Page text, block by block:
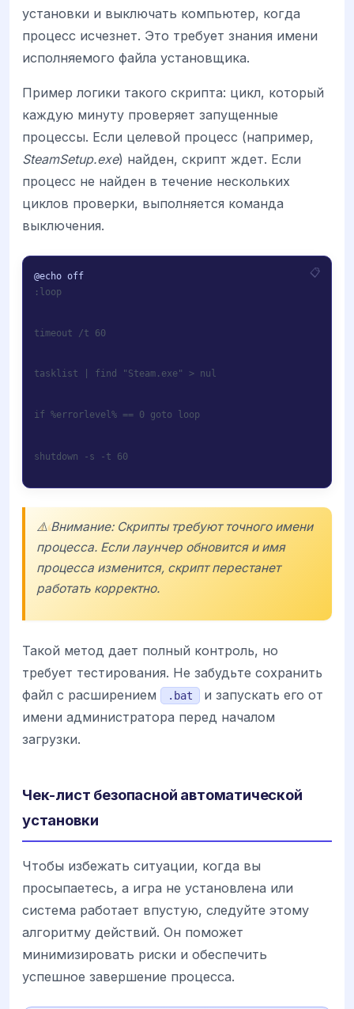
установки и выключать компьютер, когда
процесс исчезнет. Это требует знания имени
исполняемого файла установщика.
Пример логики такого скрипта: цикл, который
каждую минуту проверяет запущенные
процессы. Если целевой процесс (например,
SteamSetup.exe) найден, скрипт ждет. Если
процесс не найден в течение нескольких
циклов проверки, выполняется команда
выключения.
:loop
timeout /t 60
tasklist | find "Steam.exe" > nul
if %errorlevel% == 0 goto loop
shutdown -s -t 60
⚠️ Внимание: Скрипты требуют точного имени
процесса. Если лаунчер обновится и имя
процесса изменится, скрипт перестанет
работать корректно.
Такой метод дает полный контроль, но
требует тестирования. Не забудьте сохранить
файл с расширением
.bat
и запускать его от
имени администратора перед началом
загрузки.
Чек-лист безопасной автоматической
установки
Чтобы избежать ситуации, когда вы
просыпаетесь, а игра не установлена или
система работает впустую, следуйте этому
алгоритму действий. Он поможет
минимизировать риски и обеспечить
успешное завершение процесса.